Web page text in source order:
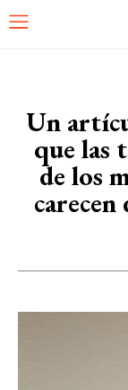
Un
que las
de los